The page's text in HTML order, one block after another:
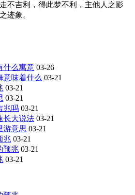
不吉利，得此梦不利，主他人之影
迹象。
什么寓意 03-26
意味着什么 03-21
03-21
03-21
兆吗 03-21
长大说法 03-21
游意思 03-21
兆 03-21
预兆 03-21
03-21